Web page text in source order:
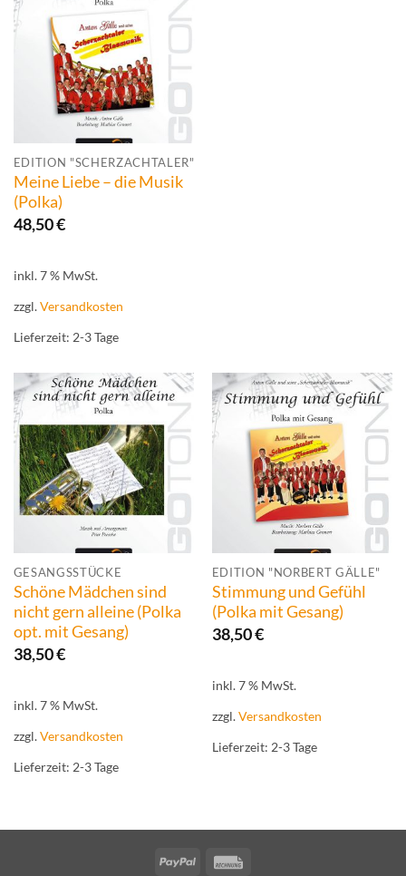
EDITION "SCHERZACHTALER"
Meine Liebe – die Musik
(Polka)
48,50€
inkl. 7 % MwSt.
zzgl.Versandkosten
Lieferzeit: 2-3 Tage
GESANGSSTÜCKE
Schöne Mädchen sind
nicht gern alleine (Polka
opt. mit Gesang)
38,50€
inkl. 7 % MwSt.
zzgl.Versandkosten
Lieferzeit: 2-3 Tage
EDITION "NORBERT GÄLLE"
Stimmung und Gefühl
(Polka mit Gesang)
38,50€
inkl. 7 % MwSt.
zzgl.Versandkosten
Lieferzeit: 2-3 Tage
PayPal